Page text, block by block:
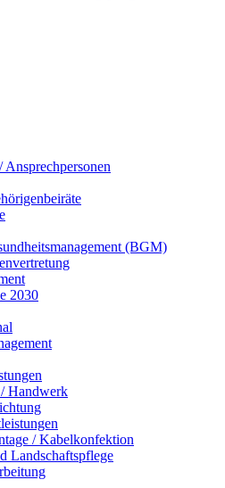
(BGM)
2030
Handwerk
/ Kabelkonfektion
Landschaftspflege